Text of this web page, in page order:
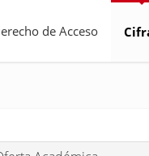
de Acceso